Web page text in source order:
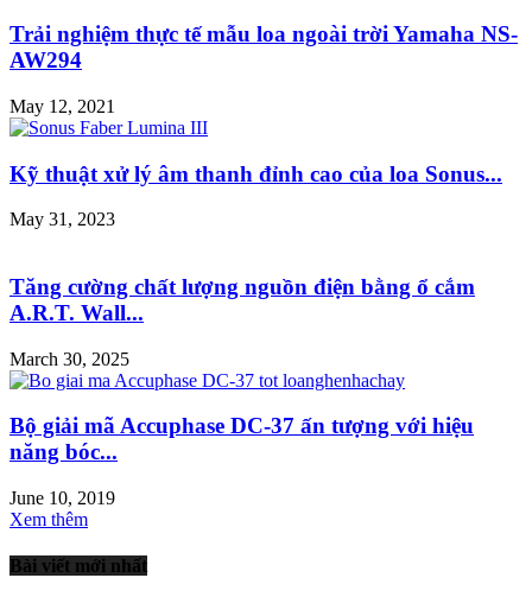
Trải nghiệm thực tế mẫu loa ngoài trời Yamaha NS-
AW294
May 12, 2021
Kỹ thuật xử lý âm thanh đỉnh cao của loa Sonus...
May 31, 2023
Tăng cường chất lượng nguồn điện bằng ổ cắm
A.R.T. Wall...
March 30, 2025
Bộ giải mã Accuphase DC-37 ấn tượng với hiệu
năng bóc...
June 10, 2019
Xem thêm
Bài viết mới nhất